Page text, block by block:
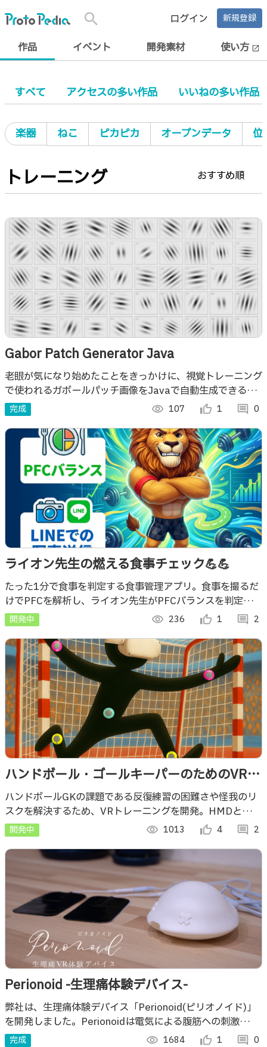
search ログイン 新規登録
作品 イベント 開発素材 使い方 open_in_new
すべて アクセスの多い作品 いいねの多い作品
楽器 ねこ ピカピカ オープンデータ 位
トレーニング おすすめ順
Gabor Patch Generator Java
老眼が気になり始めたことをきっかけに、視覚トレーニング
で使われるガボールパッチ画像をJavaで自動生成できるツ
ールを作りました。
完成 visibility 107 thumb_up_alt 1 comment 0
ライオン先生の燃える食事チェック💪💪
たった1分で食事を判定する食事管理アプリ。食事を撮るだ
けでPFCを解析し、ライオン先生がPFCバランスを判定。ア
バターの体型も変化し、楽しみながら健康習慣が身につく。
開発中 visibility 236 thumb_up_alt 1 comment 2
ハンドボール・ゴールキーパーのためのVRト
レーニングシステム
ハンドボールGKの課題である反復練習の困難さや怪我のリ
スクを解決するため、VRトレーニングを開発。HMDと
mocopiでシュートを再現し、即時フィードバックを提供。
安全で効率的な練習環境を提供します。
開発中 visibility 1013 thumb_up_alt 4 comment 2
Perionoid -生理痛体験デバイス-
弊社は、生理痛体験デバイス「Perionoid(ピリオノイド)」
を開発しました。Perionoidは電気による腹筋への刺激
(EMS)を用いて誰でも生理痛を疑似体験できます。
完成 visibility 1684 thumb_up_alt 1 comment 0